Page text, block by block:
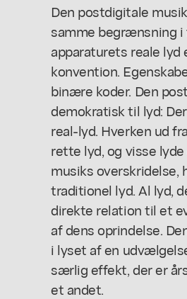
Den postdigitale
samme begrænsning
apparaturets reale lyd
konvention.
binære koder. Den
demokratisk til lyd:
real-lyd. Hverken ud
rette lyd, og visse
musiks overskridelse,
traditionel lyd. Al lyd,
direkte relation til et
af dens oprindelse.
i lyset af en
særlig effekt, der er
et andet.